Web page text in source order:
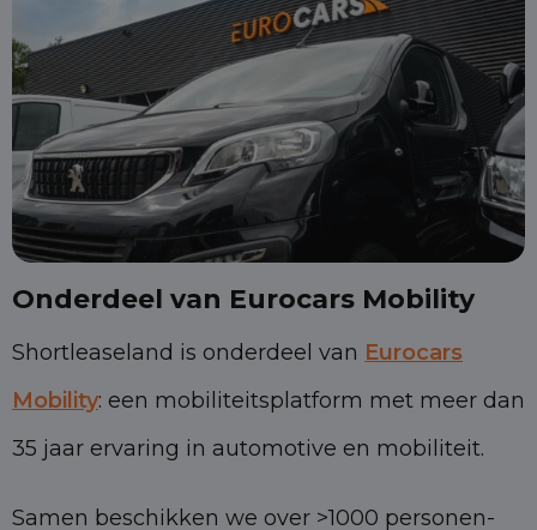
Onderdeel van Eurocars Mobility
Shortleaseland is onderdeel van Eurocars
Mobility: een mobiliteitsplatform met meer dan
35 jaar ervaring in automotive en mobiliteit.
Samen beschikken we over >1000 personen-